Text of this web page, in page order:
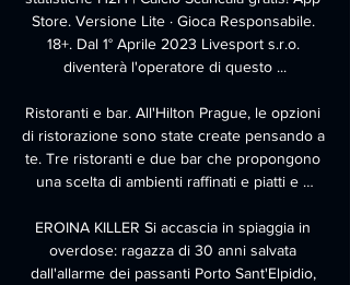
Store. Versione Lite · Gioca Responsabile.
18+. Dal 1° Aprile 2023 Livesport s.r.o.
diventerà l'operatore di questo ...
Ristoranti e bar. All'Hilton Prague, le opzioni
di ristorazione sono state create pensando a
te. Tre ristoranti e due bar che propongono
una scelta di ambienti raffinati e piatti e …
EROINA KILLER Si accascia in spiaggia in
overdose: ragazza di 30 anni salvata
dall'allarme dei passanti Porto Sant'Elpidio,